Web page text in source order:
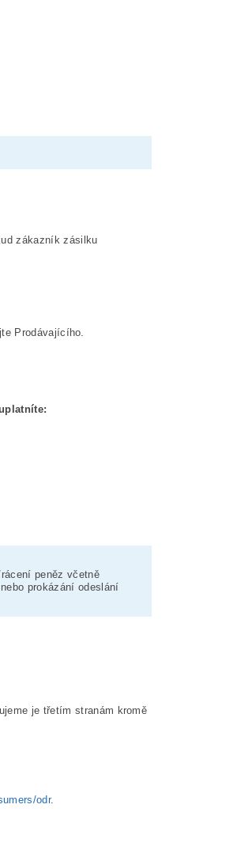
zákazník zásilku
Prodávajícího.
peněz včetně
prokázání odeslání
je třetím stranám kromě
odr.